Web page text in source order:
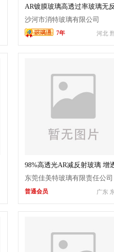
AR镀膜玻璃高透过率玻璃无
光玻璃博物馆展厅玻璃沙河
厂可做双面ar
沙河市消特玻璃有限公司
河北
7年
98%高透光AR减反射玻璃 增
AR钢化玻璃
东莞佳美特玻璃有限责任公司
广东
普通会员